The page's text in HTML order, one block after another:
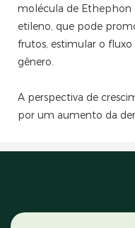
molécula de Ethephon
etileno, que pode
frutos, estimular o fluxo
gênero.
A perspectiva de
por um aumento da